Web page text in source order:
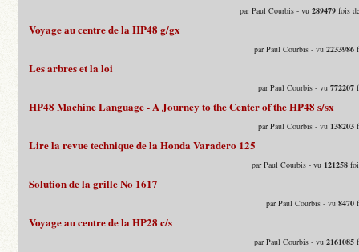
par Paul Courbis - vu289479 fois
Voyage au centre de la HP48 g/gx
par Paul Courbis - vu2233986
Les arbres et la loi
par Paul Courbis - vu772207
HP48 Machine Language - A Journey to the Center of the HP48 s/sx
par Paul Courbis - vu 138203
Lire la revue technique de la Honda Varadero 125
par Paul Courbis - vu 121258
Solution de la grille No 1617
par Paul Courbis - vu8470
Voyage au centre de la HP28 c/s
par Paul Courbis - vu2161085